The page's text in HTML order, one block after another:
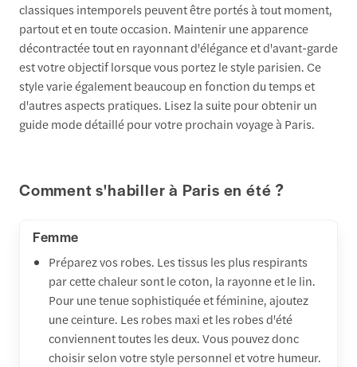
classiques intemporels peuvent être portés à tout moment,
partout et en toute occasion. Maintenir une apparence
décontractée tout en rayonnant d'élégance et d'avant-garde
est votre objectif lorsque vous portez le style parisien. Ce
style varie également beaucoup en fonction du temps et
d'autres aspects pratiques. Lisez la suite pour obtenir un
guide mode détaillé pour votre prochain voyage à Paris.
Comment s'habiller à Paris en été ?
Femme
Préparez vos robes. Les tissus les plus respirants
par cette chaleur sont le coton, la rayonne et le lin.
Pour une tenue sophistiquée et féminine, ajoutez
une ceinture. Les robes maxi et les robes d'été
conviennent toutes les deux. Vous pouvez donc
choisir selon votre style personnel et votre humeur.